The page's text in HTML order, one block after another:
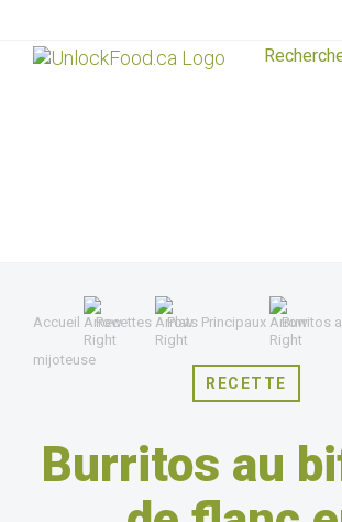
Accueil Recettes Plats Principaux Burritos
mijoteuse
RECETTE
Burritos au